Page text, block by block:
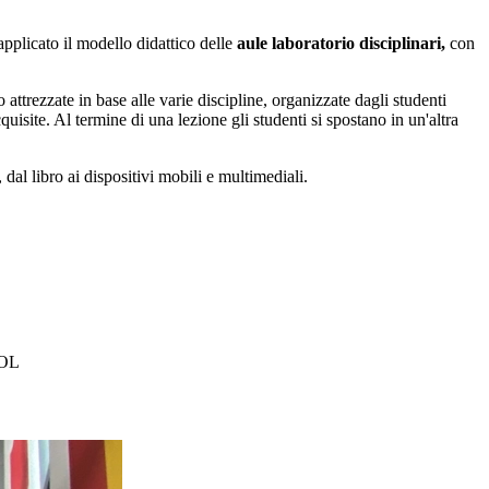
il modello didattico delle aule laboratorio disciplinari, con
in base alle varie discipline, organizzate dagli studenti
Al termine di una lezione gli studenti si spostano in un'altra
dal libro ai dispositivi mobili e multimediali.